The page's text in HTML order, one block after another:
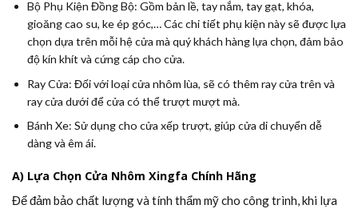
Bộ Phụ Kiện Đồng Bộ: Gồm bản lề, tay nắm, tay gạt, khóa,
gioăng cao su, ke ép góc,… Các chi tiết phụ kiện này sẽ được lựa
chọn dựa trên mỗi hệ cửa mà quý khách hàng lựa chọn, đảm bảo
độ kín khít và cứng cáp cho cửa.
Ray Cửa: Đối với loại cửa nhôm lùa, sẽ có thêm ray cửa trên và
ray cửa dưới để cửa có thể trượt mượt mà.
Bánh Xe: Sử dụng cho cửa xếp trượt, giúp cửa di chuyển dễ
dàng và êm ái.
A) Lựa Chọn Cửa Nhôm Xingfa Chính Hãng
Để đảm bảo chất lượng và tính thẩm mỹ cho công trình, khi lựa